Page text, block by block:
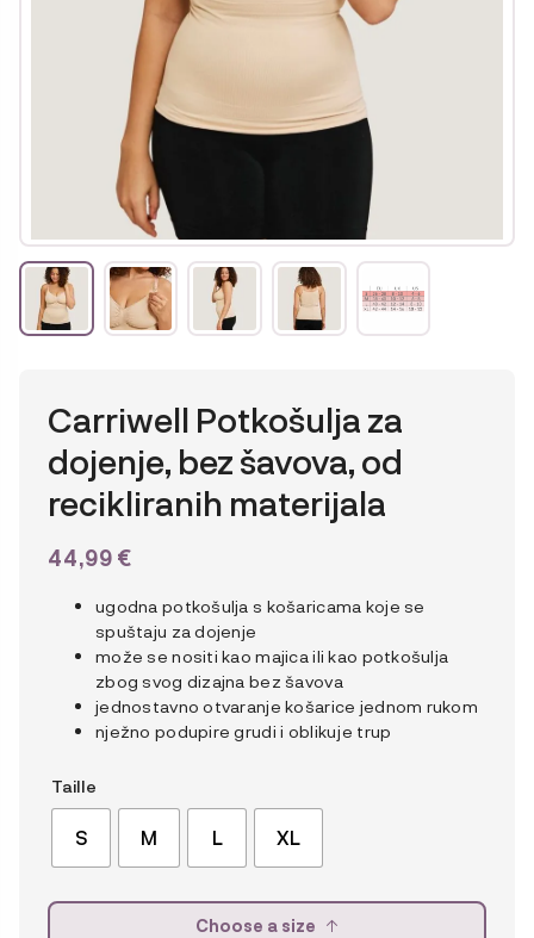
Carriwell Potkošulja za
dojenje, bez šavova, od
recikliranih materijala
44,99 €
ugodna potkošulja s košaricama koje se
spuštaju za dojenje
može se nositi kao majica ili kao potkošulja
zbog svog dizajna bez šavova
jednostavno otvaranje košarice jednom rukom
nježno podupire grudi i oblikuje trup
Taille
S M L XL
Choose a size